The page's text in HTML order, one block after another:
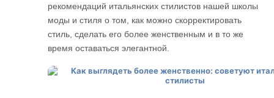
рекомендаций итальянских стилистов нашей школы
моды и стиля о том, как можно скорректировать
стиль, сделать его более женственным и в то же
время оставаться элегантной.